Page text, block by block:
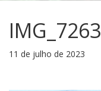
IMG_7263
11 de julho de 2023